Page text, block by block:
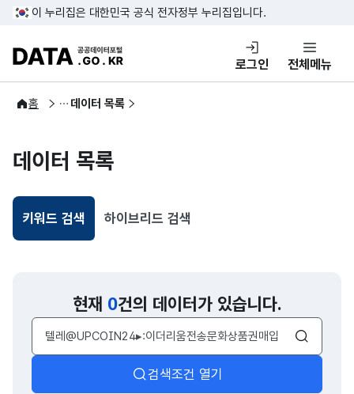
콘텐츠 바로가기
푸터 바로가기
이 누리집은 대한민국 공식 전자정부 누리집입니다.
DATA.GO.KR 공공데이터포털
로그인 전체메뉴
홈
공공데이터 데이터 목록
데이터 목록
키워드 검색
선택됨
하이브리드 검색
현재 0건의 데이터가 있습니다.
검색어 입력창
검색
검색조건 열기